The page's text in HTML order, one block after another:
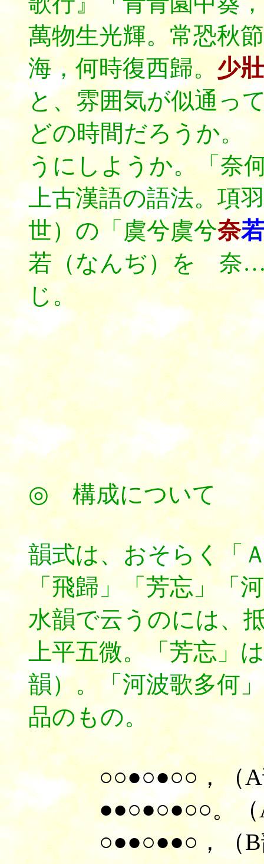
萬物生光輝。常恐秋
海，何時復西歸。少壯
と、雰囲気が似通っ
どの時間だろうか。
うにしようか。「奈
上古漢語の語法。項
世）の「虞兮虞兮奈若
若（なんぢ）を 奈…
じ。
◎ 構成について
韻式は、おそらく「
「飛歸」「芳忘」「
水韻で云うのには、
上平五微。「芳忘」
韻）。「河波歌多何
品のもの。
○○●○●○○，（
●●○●○●○○。
○●●○●●○，（